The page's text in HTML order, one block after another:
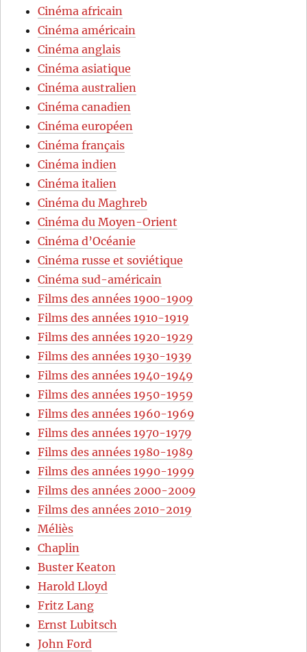
Cinéma africain
Cinéma américain
Cinéma anglais
Cinéma asiatique
Cinéma australien
Cinéma canadien
Cinéma européen
Cinéma français
Cinéma indien
Cinéma italien
Cinéma du Maghreb
Cinéma du Moyen-Orient
Cinéma d’Océanie
Cinéma russe et soviétique
Cinéma sud-américain
Films des années 1900-1909
Films des années 1910-1919
Films des années 1920-1929
Films des années 1930-1939
Films des années 1940-1949
Films des années 1950-1959
Films des années 1960-1969
Films des années 1970-1979
Films des années 1980-1989
Films des années 1990-1999
Films des années 2000-2009
Films des années 2010-2019
Méliès
Chaplin
Buster Keaton
Harold Lloyd
Fritz Lang
Ernst Lubitsch
John Ford